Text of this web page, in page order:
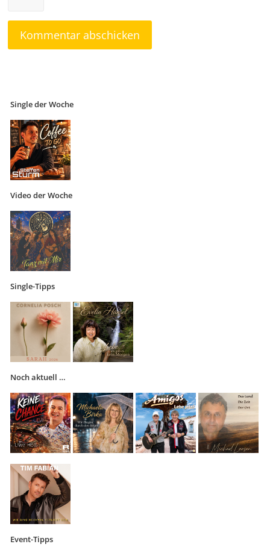
Single der Woche
Video der Woche
Single-Tipps
Noch aktuell …
Event-Tipps